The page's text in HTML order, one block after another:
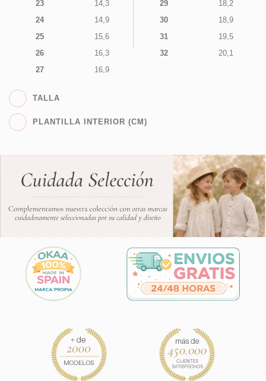
23
14,3
24
14,9
25
15,6
26
16,3
27
16,9
29
18,2
30
18,9
31
19,5
32
20,1
TALLA
PLANTILLA INTERIOR (CM)